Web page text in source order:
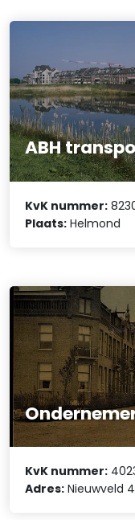
ABH
KvK nummer:
Plaats: Helmond
KvK nummer:
Adres: Nieuwveld